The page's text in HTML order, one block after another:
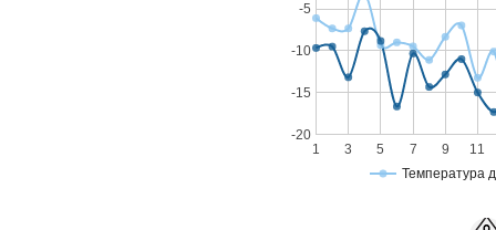
Температура
1 3 5 7 9 11
-20
-15
-10
-5